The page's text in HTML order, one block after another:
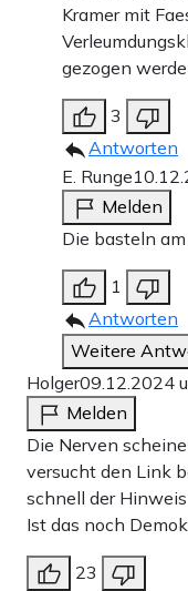
Kramer mit
gezogen
3
Antworten
E. Runge
Melden
Die basteln
1
Antworten
Weitere
Holger09.12.2024
Melden
Die Nerven
versucht den Link
schnell der
Ist das noch
23